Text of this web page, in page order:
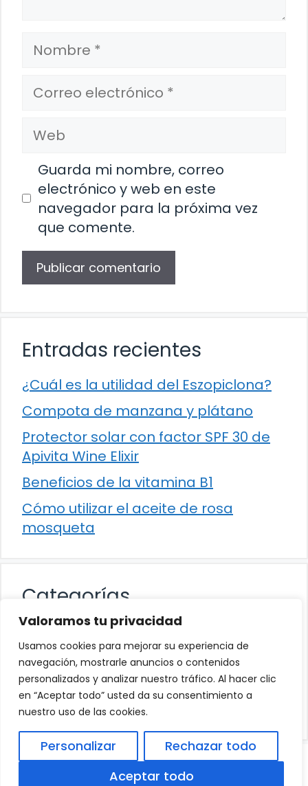
Valoramos tu privacidad
Usamos cookies para mejorar su experiencia de
navegación, mostrarle anuncios o contenidos
personalizados y analizar nuestro tráfico. Al hacer clic
en “Aceptar todo” usted da su consentimiento a
nuestro uso de las cookies.
Personalizar
Rechazar todo
Aceptar todo
Nombre
Correo
electrónico
Web
Guarda mi nombre, correo
electrónico y web en este
navegador para la próxima vez
que comente.
Entradas recientes
¿Cuál es la utilidad del Eszopiclona?
Compota de manzana y plátano
Protector solar con factor SPF 30 de
Apivita Wine Elixir
Beneficios de la vitamina B1
Cómo utilizar el aceite de rosa
mosqueta
Categorías
Alimentación
Destacados
Hogar
Salud
Política de Privacidad Aviso Legal|